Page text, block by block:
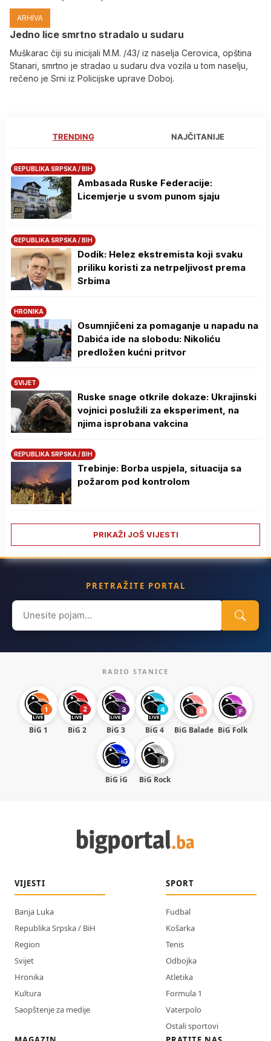
ARHIVA
Јedno lice smrtno stradalo u sudaru
Muškarac čiji su inicijali M.M. /43/ iz naselja Cerovica, opština
Stanari, smrtno je stradao u sudaru dva vozila u tom naselju,
rečeno je Srni iz Policijske uprave Doboj.
TRENDING NAJČITANIJE
REPUBLIKA SRPSKA / BIH
Ambasada Ruske Federacije:
Licemjerje u svom punom sjaju
REPUBLIKA SRPSKA / BIH
Dodik: Helez ekstremista koji svaku
priliku koristi za netrpeljivost prema
Srbima
HRONIKA
Osumnjičeni za pomaganje u napadu na
Dabića ide na slobodu: Nikoliću
predložen kućni pritvor
SVIJET
Ruske snage otkrile dokaze: Ukrajinski
vojnici poslužili za eksperiment, na
njima isprobana vakcina
REPUBLIKA SRPSKA / BIH
Trebinje: Borba uspjela, situacija sa
požarom pod kontrolom
PRIKAŽI JOŠ VIJESTI
PRETRAŽITE PORTAL
Search
for:
RADIO STANICE
BiG 1 BiG 2 BiG 3 BiG 4 BiG Balade BiG Folk
BiG iG BiG Rock
VIJESTI
Banja Luka
Republika Srpska / BiH
Region
Svijet
Hronika
Kultura
Saopštenje za medije
SPORT
Fudbal
Košarka
Tenis
Odbojka
Atletika
Formula 1
Vaterpolo
Ostali sportovi